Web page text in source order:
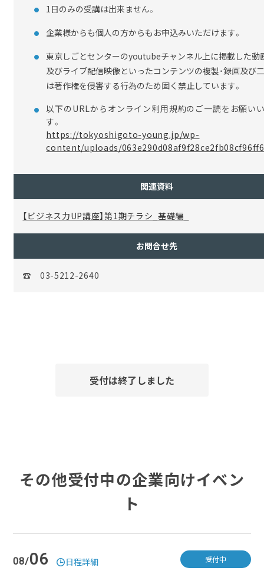
1日のみの受講は出来ません。
企業様からも個人の方からもお申込みいただけます。
東京しごとセンターのyoutubeチャンネル上に掲載した動
及びライブ配信映像といったコンテンツの複製・録画及び
は著作権を侵害する行為のため固く禁止しています。
以下の URLからオンライン利用規約のご一読をお願い
す。
https://tokyoshigoto-young.jp/wp-
content/uploads/
関連資料
【ビジネス力UP講座】第1期チラシ_基礎編_
お問合せ先
☎ 03-5212-2640
受付は終了しました
その他受付中の企業向けイベン
ト
08/06 日程詳細 受付中